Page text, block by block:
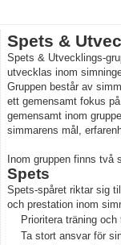
Kalender
Bildgalleri
Dokument
Kontakt
Spets &
Spets & Utvecklings-
utvecklas inom
Gruppen består av
ett gemensamt fokus
gemensamt inom
simmarens mål,
Inom gruppen finns två
Spets
Spets-spåret riktar sig
och prestation inom
Prioritera träning
Ta stort ansvar för